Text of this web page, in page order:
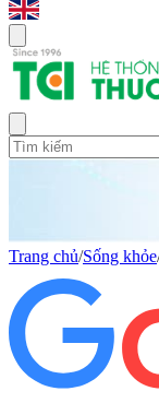
Trang chủ/Sống khỏe